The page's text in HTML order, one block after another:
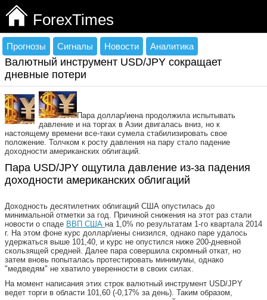
ForexTimes
Прогнозы Сигналы Новости Аналитика
Валютный инструмент USD/JPY сокращает
дневные потери
Пара доллар/иена продолжила испытывать
давление и на торгах в Азии двигалась вниз, но к
настоящему времени все-таки сумела стабилизировать свое
положение. Толчком к росту давления на пару стало падение
доходности американских облигаций.
Пара USD/JPY ощутила давление из-за падения
доходности американских облигаций
Доходность десятилетних облигаций США опустилась до
минимальной отметки за год. Причиной снижения на этот раз стали
новости о спаде ВВП США на 1,0% по результатам 1-го квартала 2014
г. На этом фоне курс доллар/иены снизился, однако паре удалось
удержаться выше 101,40, и курс не опустился ниже 200-дневной
скользящей средней. Далее пара совершила скромный откат, но
затем вновь попыталась протестировать минимумы, однако
"медведям" не хватило уверенности в своих силах.
На момент написания этих строк валютный инструмент USD/JPY
ведет торги в области 101,60 (-0,17% за день). Таким образом,